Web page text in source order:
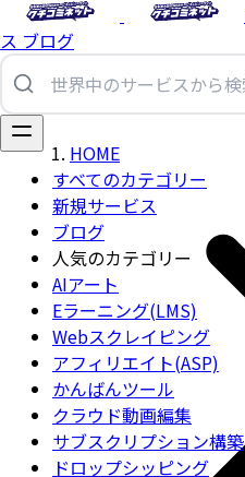
ス ブログ
すべてのカテゴリー
新規サービス
ブログ
人気のカテゴリー
AIアート
Eラーニング(LMS)
Webスクレイピング
アフィリエイト(ASP)
かんばんツール
クラウド動画編集
サブスクリプション構築
ドロップシッピング
HOME